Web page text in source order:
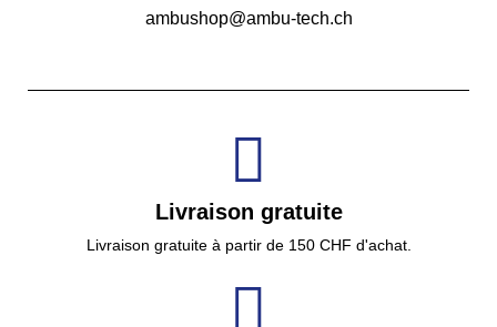
ambushop@ambu-tech.ch
Livraison gratuite
Livraison gratuite à partir de 150 CHF d'achat.